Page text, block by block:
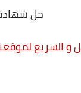
حل شهادة
و السريع